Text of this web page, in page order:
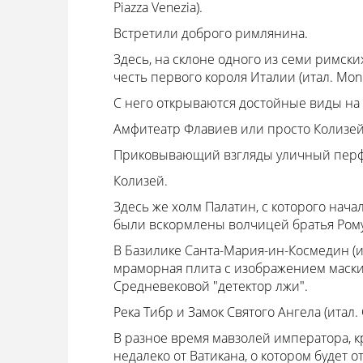
Piazza Venezia).
Встретили доброго римлянина.
Здесь, на склоне одного из семи
честь первого короля Италии (итал.
С него открываются достойные виды
Амфитеатр Флавиев или просто
Приковывающий взгляды уличный
Колизей.
Здесь же холм Палатин, с которого
были вскормлены волчицей братья
В Базилике Санта-Мария-ин-Космедин
мраморная плита с изображени­ем
Средневековой "детектор лжи".
Река Тибр и Замок Святого Ангела (итал.
В разное время мавзолей императора,
недалеко от Ватикана, о котором будет